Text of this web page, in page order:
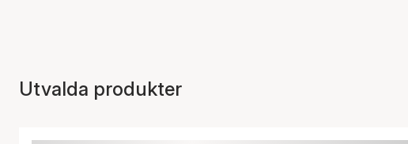
Utvalda produkter